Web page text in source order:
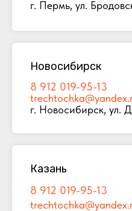
г. Пермь, ул.
Новосибирск
8 912 019-95-13
г. Новосибирск, ул.
Казань
8 912 019-95-13